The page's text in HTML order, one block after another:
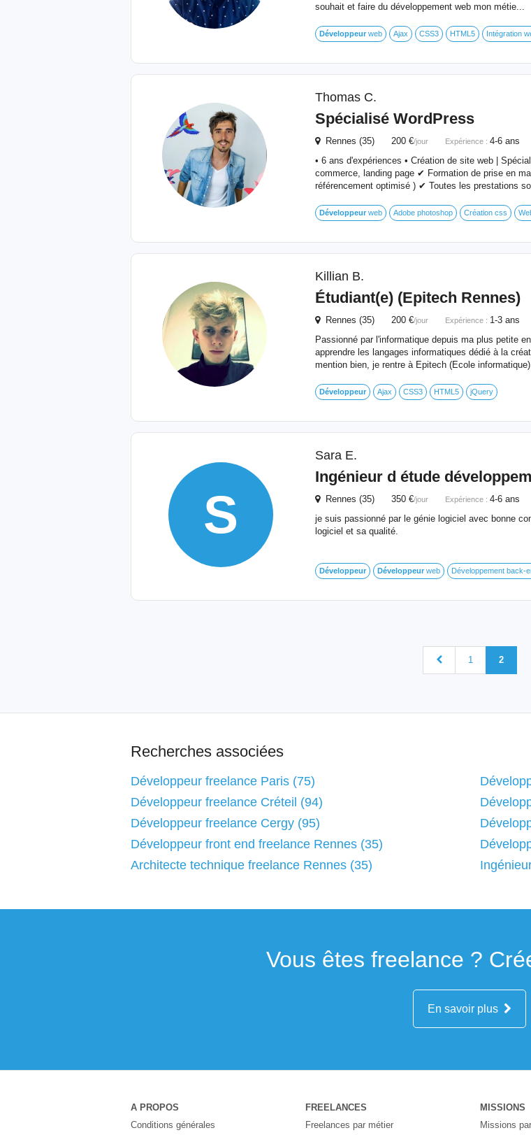
souhait et faire du développement web mon métie...
Développeurweb Ajax CSS3 HTML5 Intégration
Thomas C.
Spécialisé WordPress
Rennes (35) 200 €/jour Expérience : 4-6 ans
• 6 ans d'expériences • Création de site web |
commerce, landing page ✔ Formation de prise en
référencement optimisé ) ✔ Toutes les prestations
Développeurweb Adobe photoshop Création css
Killian B.
Étudiant(e) (Epitech Rennes)
Rennes (35) 200 €/jour Expérience : 1-3 ans
Passionné par l'informatique depuis ma plus petite
apprendre les langages informatiques dédié à la
mention bien, je rentre à Epitech (Ecole
Développeur Ajax CSS3 HTML5 jQuery
S
Sara E.
Ingénieur d étude
Rennes (35) 350 €/jour Expérience : 4-6 ans
je suis passionné par le génie logiciel avec bonne
logiciel et sa qualité.
Développeur Développeurweb Développement back-
1 2
Recherches associées
Développeur freelance Paris (75)
Développeur freelance Créteil (94)
Développeur freelance Cergy (95)
Développeur front end freelance Rennes (35)
Architecte technique freelance Rennes (35)
Vous êtes freelance ?
En savoir plus
A PROPOS
Conditions générales
FREELANCES
Freelances par métier
MISSIONS
Missions